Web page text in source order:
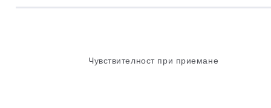
Чувствителност при приемане